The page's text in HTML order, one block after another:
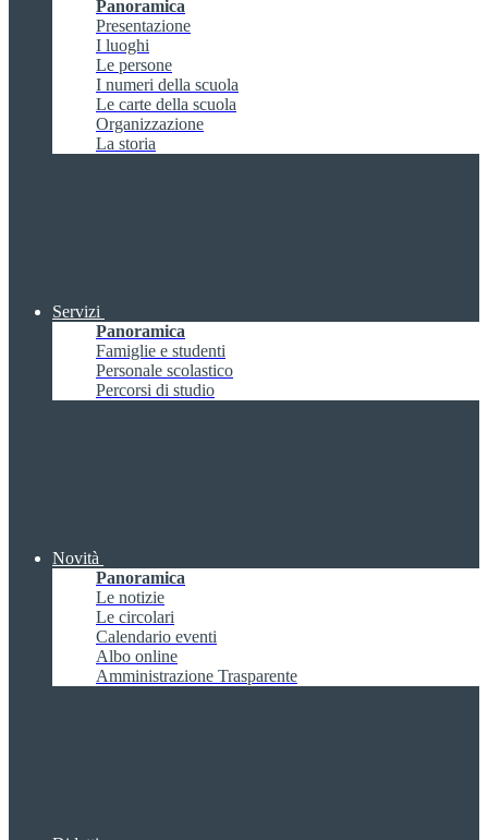
Panoramica
Presentazione
I luoghi
Le persone
I numeri della scuola
Le carte della scuola
Organizzazione
La storia
Servizi
Panoramica
Famiglie e studenti
Personale scolastico
Percorsi di studio
Novità
Panoramica
Le notizie
Le circolari
Calendario eventi
Albo online
Amministrazione Trasparente